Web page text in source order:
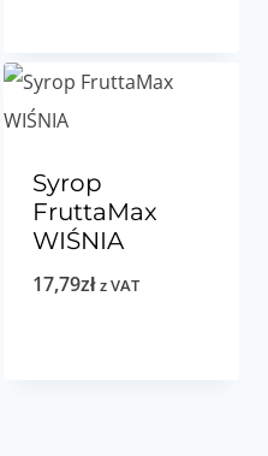
Syrop
FruttaMax
WIŚNIA
17,79zł z VAT